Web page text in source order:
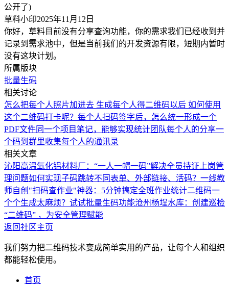
公开了)
草料小印2025年11月12日
你好，草料目前没有分享查询功能，你的需求我们已经收到并
记录到需求池中，但是当前我们的开发资源有限，短期内暂时
没有这块计划。
所属版块
批量生码
相关讨论
怎么把每个人照片加进去 生成每个人得二维码以后 如何使用
这个二维码打卡呢？ 每个人扫码签字后，怎么统一形成一个
PDF文件同一个项目笔记，能够实现统计团队每个人的分享一
个码到群里收集每个人的通讯录
相关文章
沁阳高温氧化铝材料厂：“一人一帽一码”解决全员持证上岗管
理问题如何实现子码跳转不同表单、外部链接、活码？ 一线教
师自创"扫码查作业"神器：5分钟搞定全班作业统计二维码一
个个生成太麻烦？试试批量生码功能沧州杨埕水库：创建巡检
“二维码” ，为安全管理赋能
返回社区主页
我们努力把二维码技术变成简单实用的产品，让每个人和组织
都能轻松使用。
首页